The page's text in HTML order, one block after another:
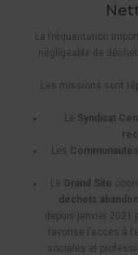
La fréquentation
négligeable de
Les missions sont
Le Syndicat
Les
Le Grand Site
déchets
depuis janvier 2021
favorise l’accès à
sociales et